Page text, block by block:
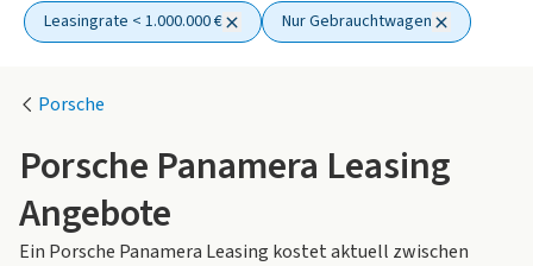
Porsche
Porsche Panamera Leasing
Angebote
Ein Porsche Panamera Leasing kostet aktuell zwischen
Leasingrate < 1.000.000 € Nur Gebrauchtwagen
2 aktive Filter